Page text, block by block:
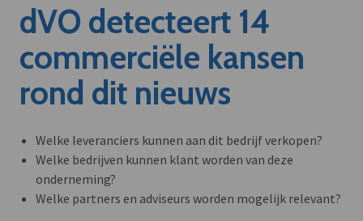
dVO detecteert 14
commerciële kansen
rond dit nieuws
Welke leveranciers kunnen aan dit bedrijf verkopen?
Welke bedrijven kunnen klant worden van deze
onderneming?
Welke partners en adviseurs worden mogelijk relevant?